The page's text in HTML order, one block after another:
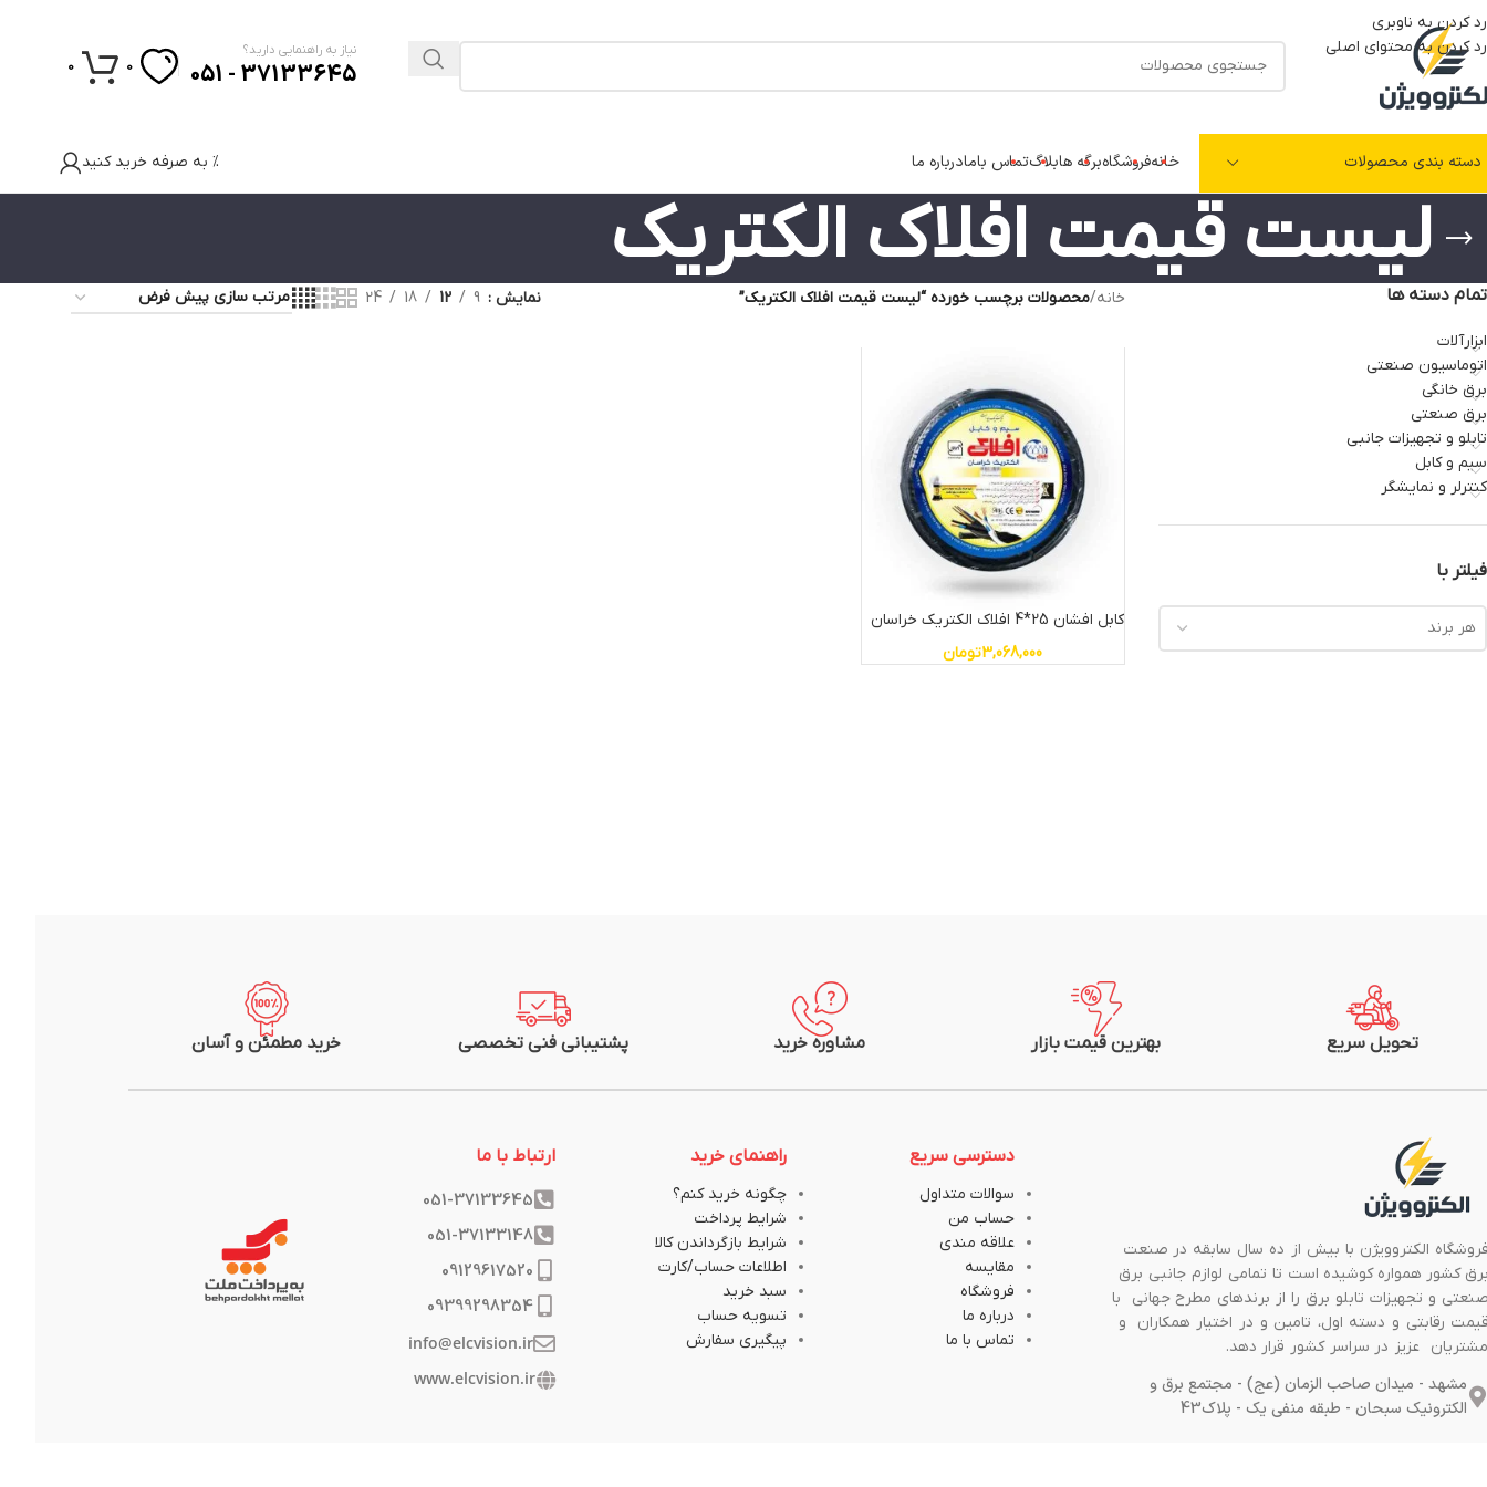
رد کردن به ناوبری
رد کردن به محتوای اصلی
نیاز به راهنمایی دارید؟
37133645 - 051
0
0
دسته بندی محصولات خانهفروشگاهبرگه هابلاگتماس بامادرباره ما % به صرفه خرید کنید
لیست قیمت افلاک الکتریک
تمام دسته ها
ابزارآلات
اتوماسیون صنعتی
برق خانگی
برق صنعتی
تابلو و تجهیزات جانبی
سیم و کابل
کنترلر و نمایشگر
فیلتر با
هر برند
خانه/محصولات برچسب خورده “لیست قیمت افلاک الکتریک” نمایش 9
12
18
24
کابل افشان 25*4 افلاک الکتریک خراسان
3,068,000تومان
تحویل سریع بهترین قیمت بازار مشاوره خرید پشتیبانی فنی تخصصی خرید مطمئن و آسان
الکتروویژن با بیش از ده سال سابقه در صنعت
کشور همواره کوشیده است تا تمامی لوازم جانبی برق
و تجهیزات تابلو برق را از برندهای مطرح جهانی با
رقابتی و دسته اول، تامین و در اختیار همکاران و
عزیز در سراسر کشور قرار دهد.
مشهد - میدان صاحب الزمان (عج) - مجتمع برق و
الکترونیک سبحان - طبقه منفی یک - پلاک43
دسترسی سریع
سوالات متداول
حساب من
علاقه مندی
مقایسه
فروشگاه
درباره ما
تماس با ما
راهنمای خرید
چگونه خرید کنم؟
شرایط پرداخت
شرایط بازگرداندن کالا
اطلاعات حساب/کارت
سبد خرید
تسویه حساب
پیگیری سفارش
ارتباط با ما
051-37133645
051-37133148
09129617520
09399298354
info@elcvision.ir
www.elcvision.ir